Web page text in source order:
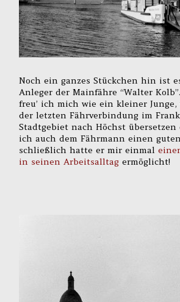
Noch ein ganzes Stückchen hin ist
Anleger der Mainfähre “Walter
freu’ ich mich wie ein kleiner
der letzten Fährverbindung im
Stadtgebiet nach Höchst übersetzen
ich auch dem Fährmann einen
schließlich hatte er mir einmal
in seinen Arbeitsalltag ermöglicht!